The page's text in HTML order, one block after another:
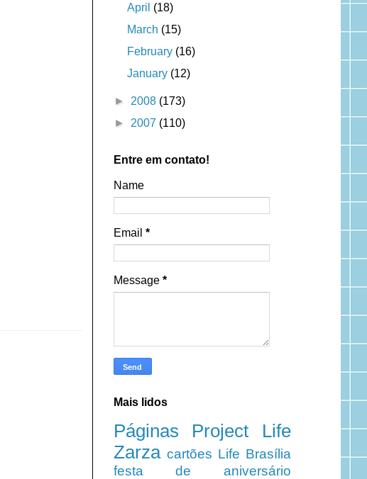
April (18)
March (15)
February (16)
January (12)
► 2008 (173)
► 2007 (110)
Entre em contato!
Name
Email *
Message *
Mais lidos
Páginas
Project Life
Zarza cartões Life Brasília
festa de aniversário